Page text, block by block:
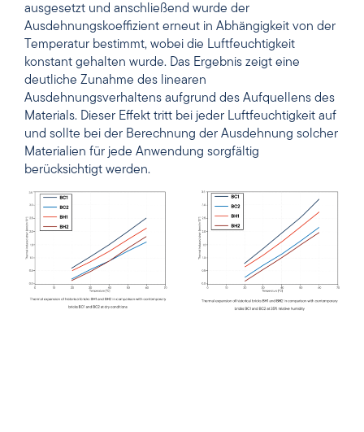
relative Luftfeuchtigkeit von 35 % zu simulieren. Die
Proben wurden 2 Stunden lang diesen Bedingungen
ausgesetzt und anschließend wurde der
Ausdehnungskoeffizient erneut in Abhängigkeit von der
Temperatur bestimmt, wobei die Luftfeuchtigkeit
konstant gehalten wurde. Das Ergebnis zeigt eine
deutliche Zunahme des linearen
Ausdehnungsverhaltens aufgrund des Aufquellens des
Materials. Dieser Effekt tritt bei jeder Luftfeuchtigkeit auf
und sollte bei der Berechnung der Ausdehnung solcher
Materialien für jede Anwendung sorgfältig
berücksichtigt werden.